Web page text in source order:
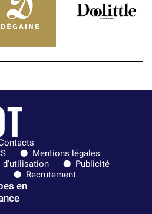
Mentions légales
d'utilisation
Publicité
Recrutement
en